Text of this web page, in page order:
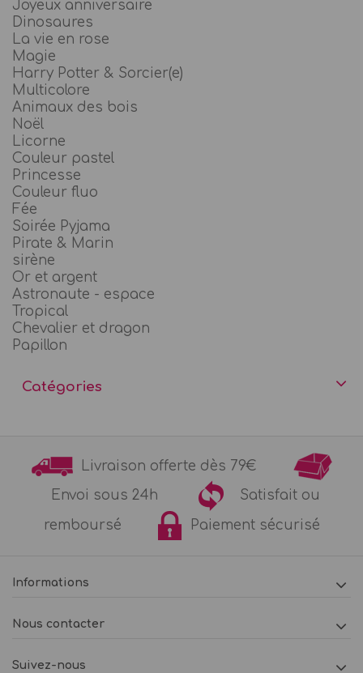
Joyeux anniversaire
Dinosaures
La vie en rose
Magie
Harry Potter & Sorcier(e)
Multicolore
Animaux des bois
Noël
Licorne
Couleur pastel
Princesse
Couleur fluo
Fée
Soirée Pyjama
Pirate & Marin
sirène
Or et argent
Astronaute - espace
Tropical
Chevalier et dragon
Papillon
Catégories
Livraison offerte dès 79€
Envoi sous 24h
Satisfait ou
remboursé
Paiement sécurisé
Informations
Nous contacter
Suivez-nous